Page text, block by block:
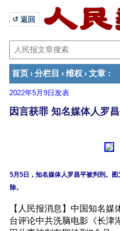
↺ 返回
首页 › 分栏目 › 维权 › 文章 ：
2022年5月9日 发表
因言获罪 知名媒体人罗
5月5日，知名媒体人罗昌平被判刑。
【人民报消息】中国知名
台评论中共洗脑电影《长津